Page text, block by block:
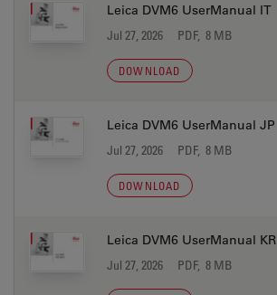
Leica DVM6 UserManual IT
Jul 27, 2026 PDF, 8 MB
DOWNLOAD
Leica DVM6 UserManual JP
Jul 27, 2026 PDF, 8 MB
DOWNLOAD
Leica DVM6 UserManual KR
Jul 27, 2026 PDF, 8 MB